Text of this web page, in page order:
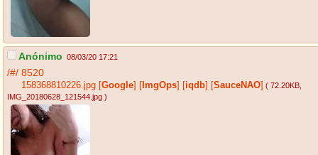
Anónimo 08/03/20 17:21
/#/ 8520
158368810226.jpg [Google] [ ImgOps] [iqdb] [SauceNAO] ( 72.20KB
IMG_20180628_121544.jpg )